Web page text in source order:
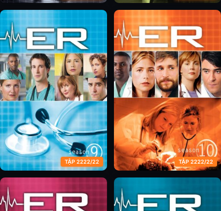
Phòng Cấp Cứu (Phần 7) Phòng Cấp Cứu (Phần 8)
TẬP 2222/22
Phòng Cấp Cứu (Phần 9)
TẬP 2222/22
Phòng Cấp Cứu (Phần 10)